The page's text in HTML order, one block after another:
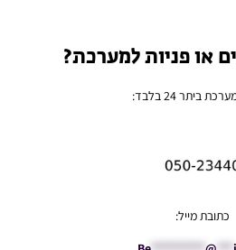
או פניות למערכת?
ביתר 24 בלבד:
כתובת מייל: